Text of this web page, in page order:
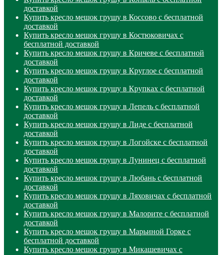
доставкой
Купить кресло мешок грушу в Коссово с бесплатной
доставкой
Купить кресло мешок грушу в Костюковичах с
бесплатной доставкой
Купить кресло мешок грушу в Кричеве с бесплатной
доставкой
Купить кресло мешок грушу в Круглое с бесплатной
доставкой
Купить кресло мешок грушу в Крупках с бесплатной
доставкой
Купить кресло мешок грушу в Лепель с бесплатной
доставкой
Купить кресло мешок грушу в Лиде с бесплатной
доставкой
Купить кресло мешок грушу в Логойске с бесплатной
доставкой
Купить кресло мешок грушу в Лунинец с бесплатной
доставкой
Купить кресло мешок грушу в Любань с бесплатной
доставкой
Купить кресло мешок грушу в Ляховичах с бесплатной
доставкой
Купить кресло мешок грушу в Малорите с бесплатной
доставкой
Купить кресло мешок грушу в Марьиной Горке с
бесплатной доставкой
Купить кресло мешок грушу в Микашевичах с